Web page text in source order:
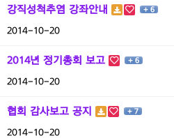
강직성척추염 강좌안내 + 6
2014-10-20
2014년 정기총회 보고 + 6
2014-10-20
협회 감사보고 공지 + 7
2014-10-20